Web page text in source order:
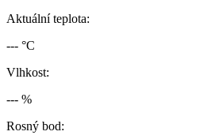
Aktuální teplota:
--- °C
Vlhkost:
--- %
Rosný bod: